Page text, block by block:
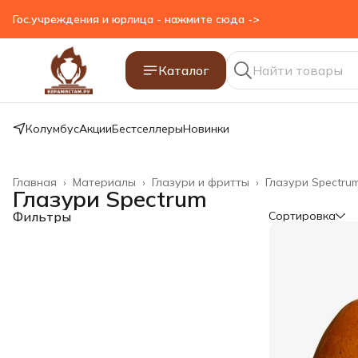
Каталог
КолумбусАкцииБестселлерыНовинки
Глазури
Глазури и фритты ›
Материалы ›
Главная ›
Глазури Spectrum
Фильтры Сортировка